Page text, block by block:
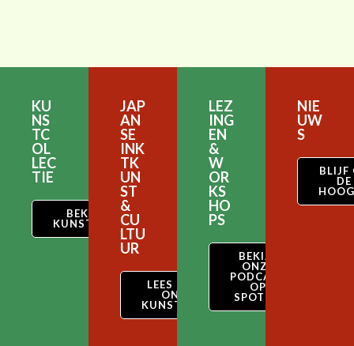
KU
NS
TC
OL
LEC
TIE
BEKIJK ONZE
KUNSTCOLLECTIE
JAP
AN
SE
INK
TK
UN
ST
&
CU
LTU
UR
LEES OVER
ONZE
KUNSTSTIJL
LEZ
ING
EN
&
W
OR
KS
HO
PS
BEKIJK
ONZE
PODCAST
OP
SPOTIFY
NIE
UW
S
BLIJF
DE